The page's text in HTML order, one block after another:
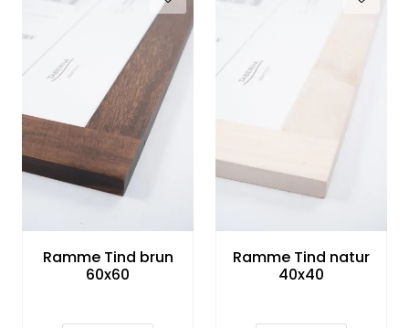
Ramme Tind brun
60x60
Ramme Tind natur
40x40